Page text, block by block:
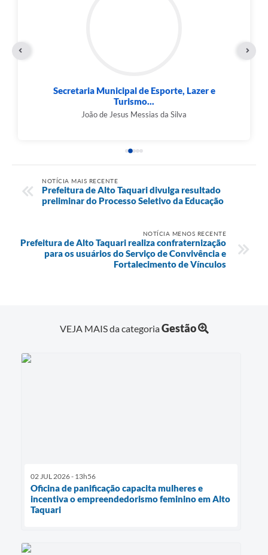
Secretaria Municipal de Esporte, Lazer e
Turismo...
João de Jesus Messias da Silva
NOTÍCIA MAIS RECENTE
Prefeitura de Alto Taquari divulga resultado
preliminar do Processo Seletivo da Educação
NOTÍCIA MENOS RECENTE
Prefeitura de Alto Taquari realiza confraternização
para os usuários do Serviço de Convivência e
Fortalecimento de Vínculos
VEJA MAIS da categoriaGestão
02 JUL 2026 - 13h56
Oficina de panificação capacita mulheres e
incentiva o empreendedorismo feminino em Alto
Taquari